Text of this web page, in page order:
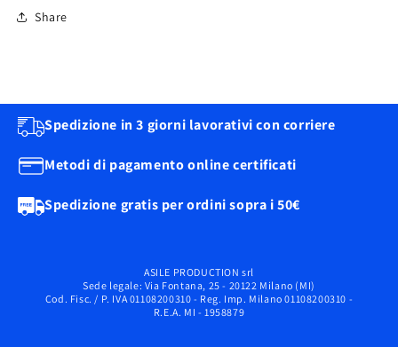
Share
Spedizione in 3 giorni lavorativi con corriere
Metodi di pagamento online certificati
Spedizione gratis per ordini sopra i 50€
ASILE PRODUCTION srl
Sede legale: Via Fontana, 25 - 20122 Milano (MI)
Cod. Fisc. / P. IVA 01108200310 - Reg. Imp. Milano 01108200310 -
R.E.A. MI - 1958879